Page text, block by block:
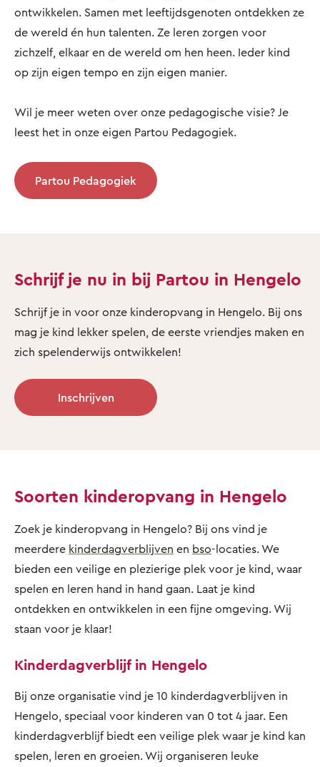
ontwikkelen. Samen met leeftijdsgenoten ontdekken ze
de wereld én hun talenten. Ze leren zorgen voor
zichzelf, elkaar en de wereld om hen heen. Ieder kind
op zijn eigen tempo en zijn eigen manier.
Wil je meer weten over onze pedagogische visie? Je
leest het in onze eigen Partou Pedagogiek.
Partou Pedagogiek
Schrijf je nu in bij Partou in Hengelo
Schrijf je in voor onze kinderopvang in Hengelo. Bij ons
mag je kind lekker spelen, de eerste vriendjes maken en
zich spelenderwijs ontwikkelen!
Inschrijven
Soorten kinderopvang in Hengelo
Zoek je kinderopvang in Hengelo? Bij ons vind je
meerdere kinderdagverblijven en bso-locaties. We
bieden een veilige en plezierige plek voor je kind, waar
spelen en leren hand in hand gaan. Laat je kind
ontdekken en ontwikkelen in een fijne omgeving. Wij
staan voor je klaar!
Kinderdagverblijf in Hengelo
Bij onze organisatie vind je 10 kinderdagverblijven in
Hengelo, speciaal voor kinderen van 0 tot 4 jaar. Een
kinderdagverblijf biedt een veilige plek waar je kind kan
spelen, leren en groeien. Wij organiseren leuke